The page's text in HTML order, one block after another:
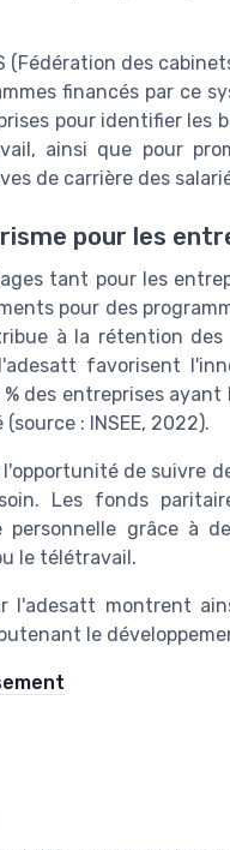
(Fédération des
financés par ce
pour identifier les
ainsi que pour
de carrière des
pour les
tant pour les
pour des
à la rétention
favorisent
des entreprises
: INSEE, 2022).
de suivre
Les fonds
grâce à
le télétravail.
montrent
le